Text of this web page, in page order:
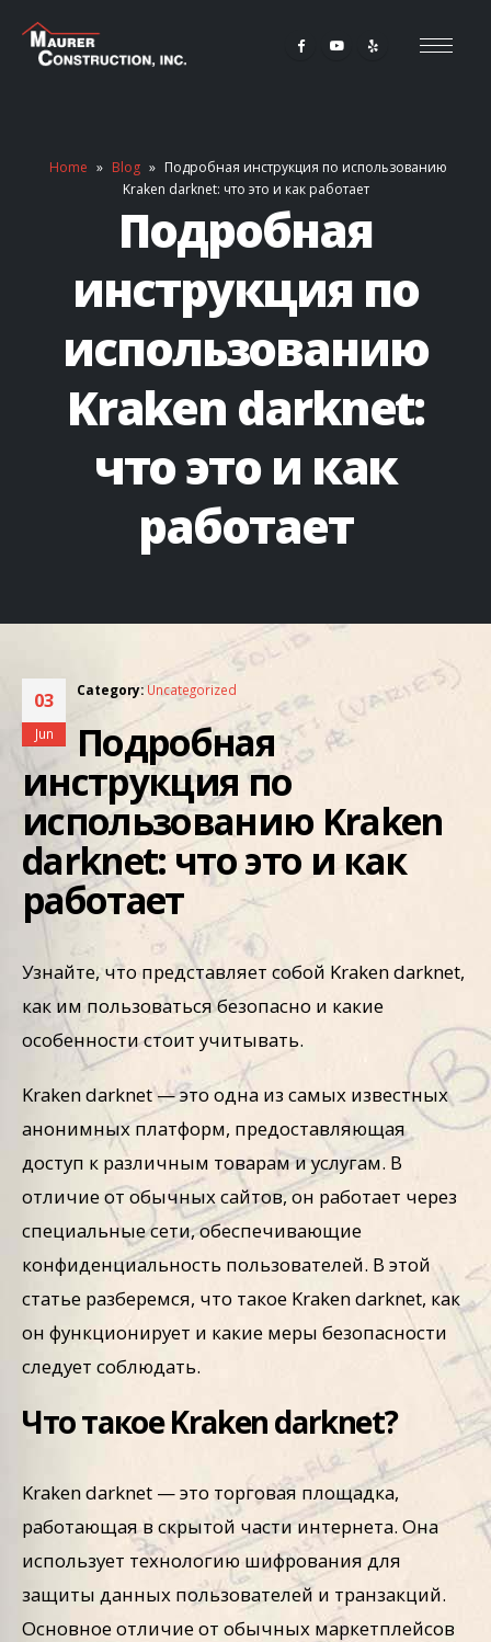
Home » Blog » Подробная инструкция по использованию
Kraken darknet: что это и как работает
Подробная
инструкция по
использованию
Kraken darknet:
что это и как
работает
03
Jun
Uncategorized
Подробная
инструкция по
использованию Kraken
darknet: что это и как
работает
Узнайте, что представляет собой Kraken darknet,
как им пользоваться безопасно и какие
особенности стоит учитывать.
Kraken darknet — это одна из самых известных
анонимных платформ, предоставляющая
доступ к различным товарам и услугам. В
отличие от обычных сайтов, он работает через
специальные сети, обеспечивающие
конфиденциальность пользователей. В этой
статье разберемся, что такое Kraken darknet, как
он функционирует и какие меры безопасности
следует соблюдать.
Что такое Kraken darknet?
Kraken darknet — это торговая площадка,
работающая в скрытой части интернета. Она
использует технологию шифрования для
защиты данных пользователей и транзакций.
Основное отличие от обычных маркетплейсов